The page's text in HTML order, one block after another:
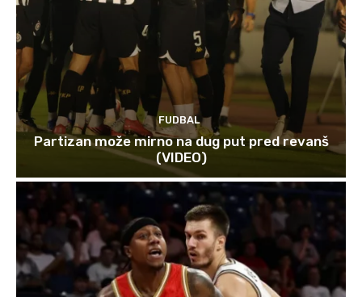
FUDBAL
Partizan može mirno na dug put pred revanš
(VIDEO)